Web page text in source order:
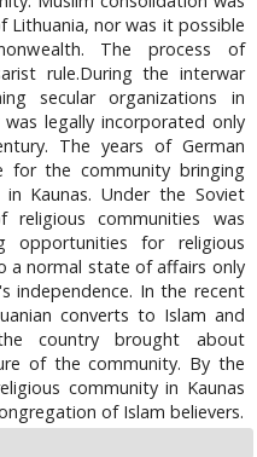
Lithuania, nor was it possible
The process of
rule.During the interwar
secular organizations in
legally incorporated only
The years of German
for the community bringing
Kaunas. Under the Soviet
communities was
opportunities for religious
a normal state of affairs only
independence. In the recent
converts to Islam and
country brought about
of the community. By the
community in Kaunas
of Islam believers.